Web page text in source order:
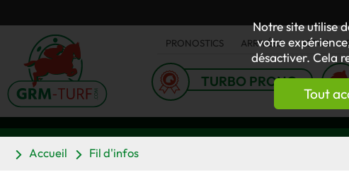
Notre site utilise
votre
désactiver. Cela
Tout
PRONOSTICS ARRIVÉES ACTUS
TURBO PRONO
Accueil Fil d'infos